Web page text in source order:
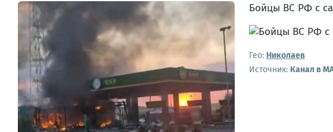
Бойцы ВС РФ с
Гео: Николаев
Источник: Канал в